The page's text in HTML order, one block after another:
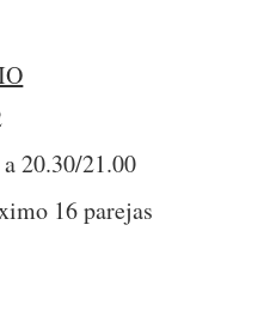
20.30/21.00
16 parejas